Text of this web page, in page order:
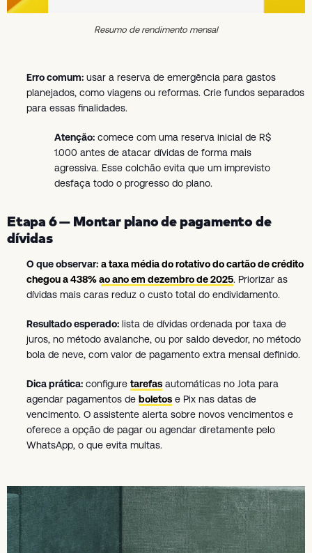
Resumo de rendimento mensal
Erro comum: usar a reserva de emergência para gastos
planejados, como viagens ou reformas. Crie fundos separados
para essas finalidades.
Atenção: comece com uma reserva inicial de R$
1.000 antes de atacar dívidas de forma mais
agressiva. Esse colchão evita que um imprevisto
desfaça todo o progresso do plano.
Etapa 6 — Montar plano de pagamento de
dívidas
O que observar: a taxa média do rotativo do cartão de crédito
chegou a 438% ao ano em dezembro de 2025. Priorizar as
dívidas mais caras reduz o custo total do endividamento.
Resultado esperado: lista de dívidas ordenada por taxa de
juros, no método avalanche, ou por saldo devedor, no método
bola de neve, com valor de pagamento extra mensal definido.
Dica prática: configure tarefas automáticas no Jota para
agendar pagamentos de boletos e Pix nas datas de
vencimento. O assistente alerta sobre novos vencimentos e
oferece a opção de pagar ou agendar diretamente pelo
WhatsApp, o que evita multas.